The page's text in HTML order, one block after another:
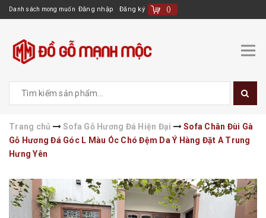
Danh sách mong muốn Đăng nhập Đăng ký ()
Trang chủ Sofa Gỗ Hương Đá Hiện Đại
Sofa Chân Đùi Gà
Gỗ Hương Đá Góc L Màu Óc Chó Đệm Da Ý Hàng Đặt A Trung
Hưng Yên